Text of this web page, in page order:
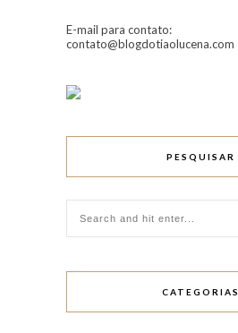
E-mail para contato:
contato@blogdotiaolucena.com
PESQUISAR
CATEGORIAS